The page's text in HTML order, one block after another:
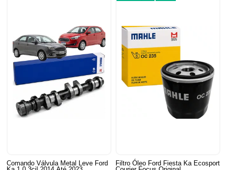
Comando Válvula Metal Leve Ford
Filtro Óleo Ford Fiesta Ka Ecosport